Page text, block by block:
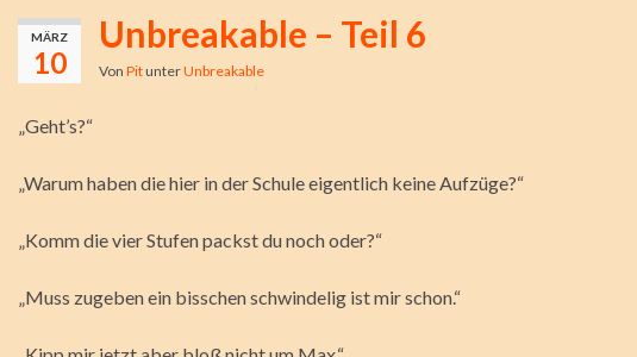
MÄRZ
10
Unbreakable – Teil 6
Von PitunterUnbreakable
„Geht’s?“
„Warum haben die hier in der Schule eigentlich keine Aufzüge?“
„Komm die vier Stufen packst du noch oder?“
„Muss zugeben ein bisschen schwindelig ist mir schon.“